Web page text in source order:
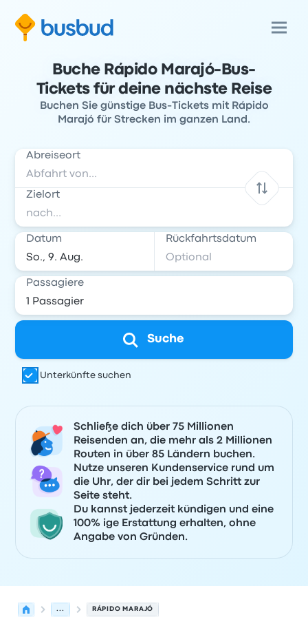
Buche Rápido Marajó-Bus-
Tickets für deine nächste Reise
Buchen Sie günstige Bus-Tickets mit Rápido
Marajó für Strecken im ganzen Land.
Abreiseort
Zielort
Datum Rückfahrtsdatum
Passagiere
Suche
Unterkünfte suchen
Schließe dich über 75 Millionen
Reisenden an, die mehr als 2 Millionen
Routen in über 85 Ländern buchen.
Nutze unseren Kundenservice rund um
die Uhr, der dir bei jedem Schritt zur
Seite steht.
Du kannst jederzeit kündigen und eine
100% ige Erstattung erhalten, ohne
Angabe von Gründen.
... RÁPIDO MARAJÓ